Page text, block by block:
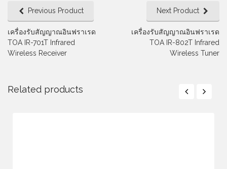
Previous Product
เครื่องรับสัญญาณอินฟราเรด
TOA IR-701T Infrared
Wireless Receiver
Next Product
เครื่องรับสัญญาณอินฟราเรด
TOA IR-802T Infrared
Wireless Tuner
Related products